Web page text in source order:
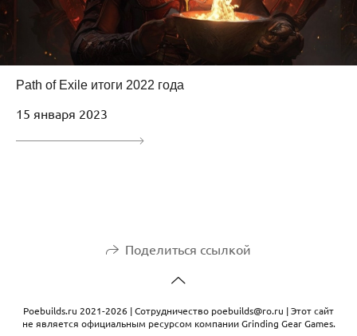
Path of Exile итоги 2022 года
15 января 2023
Поделиться ссылкой
Рoebuilds.ru 2021-2026 | Сотрудничество poebuilds@ro.ru | Этот сайт
не является официальным ресурсом компании Grinding Gear Games.